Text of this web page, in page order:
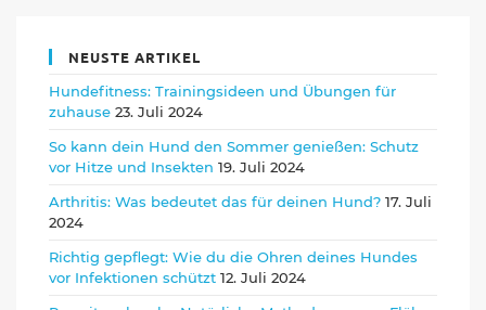
NEUSTE ARTIKEL
Hundefitness: Trainingsideen und Übungen für
zuhause 23. Juli 2024
So kann dein Hund den Sommer genießen: Schutz
vor Hitze und Insekten 19. Juli 2024
Arthritis: Was bedeutet das für deinen Hund? 17. Juli
2024
Richtig gepflegt: Wie du die Ohren deines Hundes
vor Infektionen schützt 12. Juli 2024